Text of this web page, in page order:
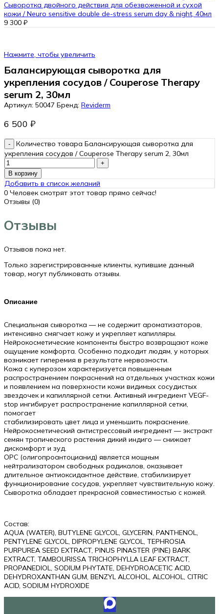
Сыворотка двойного действия для обезвоженной и сухой
кожи / Neuro sensitive double de-stress serum day & night, 40мл
9 300 ₽
Нажмите, чтобы увеличить
Балансирующая сыворотка для
укрепления сосудов / Couperose Тherapy
serum 2, 30мл
Артикул: 50047 Бренд: Reviderm
6 500 ₽
Количество товара Балансирующая сыворотка для
укрепления сосудов / Couperose Тherapy serum 2, 30мл
В корзину
Добавить в список желаний
0 Человек смотрят этот товар прямо сейчас!
Отзывы (0)
Отзывы
Отзывов пока нет.
Только зарегистрированные клиенты, купившие данный
товар, могут публиковать отзывы.
Описание
Специальная сыворотка — не содержит ароматизаторов,
интенсивно смягчает кожу и укрепляет капилляры.
Нейрокосметические компоненты быстро возвращают коже
ощущение комфорта. Особенно подходит людям, у которых
возникает гиперемия в результате нервозности.
Кожа с куперозом характеризуется повышенным
распространением покраснений на отдельных участках кожи
и появлением на поверхности кожи видимых сосудистых
звездочек и капиллярной сетки. Активный ингредиент VEGF-
stop ингибирует распространение капиллярной сетки,
помогает
стабилизировать цвет лица и уменьшить покраснение.
Нейрокосметический антистрессовый ингредиент — экстракт
семян тропического растения дикий индиго — снижает
дискомфорт и зуд.
ОPC (олигопроантоцианид) является мощным
нейтрализатором свободных радикалов, оказывает
длительное антиоксидантное действие, стабилизирует
функционирование сосудов, укрепляет чувствительную кожу.
Сыворотка обладает прекрасной совместимостью с кожей.
Состав:
AQUA (WATER), BUTYLENE GLYCOL, GLYCERIN, PANTHENOL,
PENTYLENE GLYCOL, DIPROPYLENE GLYCOL, TEPHROSIA
PURPUREA SEED EXTRACT, PINUS PINASTER (PINE) BARK
EXTRACT, TAMBOURISSA TRICHOPHYLLA LEAF EXTRACT,
PROPANEDIOL, SODIUM PHYTATE, DEHYDROACETIC ACID,
DEHYDROXANTHAN GUM, BENZYL ALCOHOL, ALCOHOL, CITRIC
ACID, SODIUM HYDROXIDE